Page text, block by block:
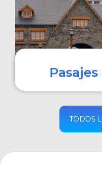
TODOS